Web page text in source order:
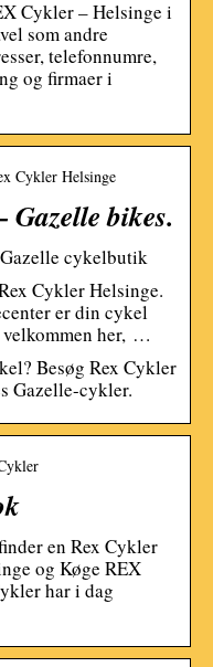
Cykler – Helsinge i
som andre
telefonnumre,
og firmaer i
Cykler Helsinge
Gazelle bikes.
cykelbutik
Cykler Helsinge.
er din cykel
her, …
Besøg Rex Cykler
Gazelle-cykler.
en Rex Cykler
og Køge REX
har i dag